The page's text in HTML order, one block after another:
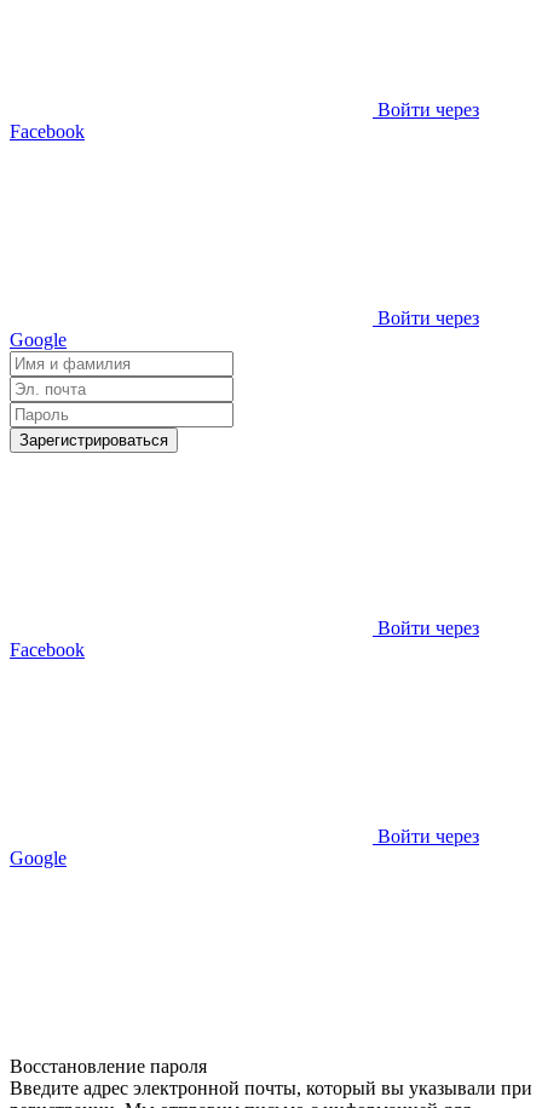
Войти через
Facebook
Войти через
Google
Зарегистрироваться
Войти через
Facebook
Войти через
Google
Восстановление пароля
Введите адрес электронной почты, который вы указывали при